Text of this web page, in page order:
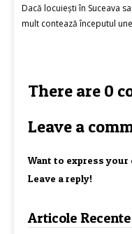
Dacă locuiești în Suceava
mult contează începutul
There are 0
Leave a
Want to express your
Leave a reply!
Articole Recente